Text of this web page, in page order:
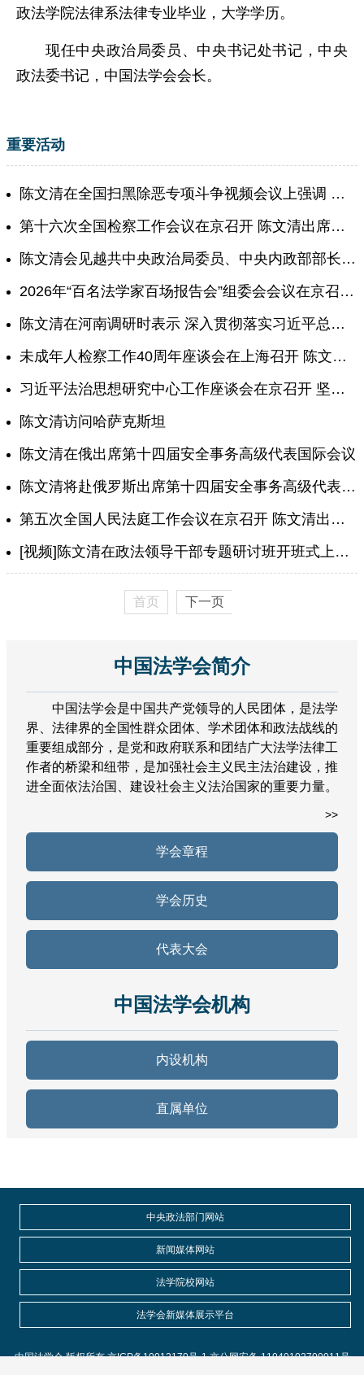
政法学院法律系法律专业毕业，大学学历。
现任中央政治局委员、中央书记处书记，中央
政法委书记，中国法学会会长。
重要活动
陈文清在全国扫黑除恶专项斗争视频会议上强调 扎实开展深化 扫黑除恶专项斗争 努力建设更高水平的平安中国
第十六次全国检察工作会议在京召开 陈文清出席会议并讲话
陈文清会见越共中央政治局委员、中央内政部部长黎明智
2026年“百名法学家百场报告会”组委会会议在京召开 陈文清出席会议并讲话
陈文清在河南调研时表示 深入贯彻落实习近平总书记重要指示精神 为推进中国式现代化提供安全和法治保障
未成年人检察工作40周年座谈会在上海召开 陈文清出席并讲话
习近平法治思想研究中心工作座谈会在京召开 坚定法治自信 强化法治担当 推动习近平法治思想学习研究宣传贯彻走深走实
陈文清访问哈萨克斯坦
陈文清在俄出席第十四届安全事务高级代表国际会议
陈文清将赴俄罗斯出席第十四届安全事务高级代表国际会议并访问俄罗斯、哈萨克斯坦
第五次全国人民法庭工作会议在京召开 陈文清出席会议并讲话
[视频]陈文清在政法领导干部专题研讨班开班式上表示 树立和践行正确政绩观 建设德才兼备的高素质政法队伍
首页 下一页
中国法学会简介
中国法学会是中国共产党领导的人民团体，是法学
界、法律界的全国性群众团体、学术团体和政法战线的
重要组成部分，是党和政府联系和团结广大法学法律工
作者的桥梁和纽带，是加强社会主义民主法治建设，推
进全面依法治国、建设社会主义法治国家的重要力量。
>>
学会章程
学会历史
代表大会
中国法学会机构
内设机构
直属单位
中央政法部门网站
新闻媒体网站
法学院校网站
法学会新媒体展示平台
中国法学会 版权所有 京ICP备10012170号-1 京公网安备 11040102700011号